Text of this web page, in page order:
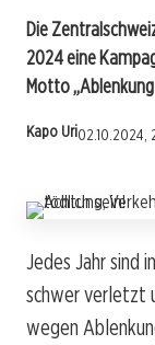
Die
2024 eine
Motto
Kapo Uri02.10.2024,
Jedes Jahr sind
schwer verletzt
wegen